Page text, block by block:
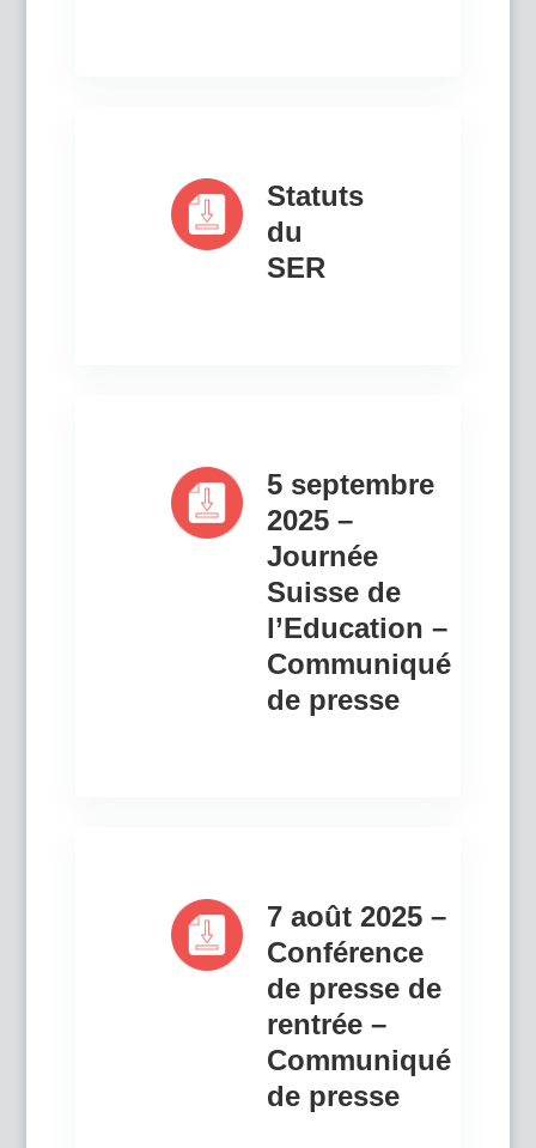
Statuts
du
SER
5 septembre
2025 –
Journée
Suisse de
l’Education –
Communiqué
de presse
7 août 2025 –
Conférence
de presse de
rentrée –
Communiqué
de presse